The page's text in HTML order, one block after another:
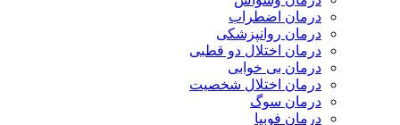
درمان اضطراب
درمان روانپزشکی
درمان اختلال دو قطبی
درمان بی خوابی
درمان اختلال شخصیت
درمان سوگ
درمان فوبیا